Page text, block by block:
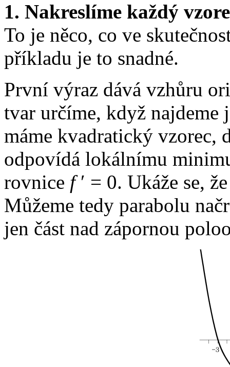
1. Nakreslíme každý
To je něco, co ve
příkladu je to snadné.
První výraz dává vzhůru
tvar určíme, když
máme kvadratický vzorec,
odpovídá lokálnímu
rovnice f′ = 0. Ukáže se,
Můžeme tedy parabolu
jen část nad zápornou